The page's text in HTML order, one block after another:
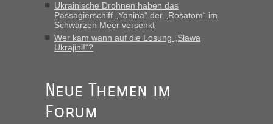
gebrauchter Kleidung beim Zoll
„Vielen Dank, mit einem Briefchen meiner Frau im Gepäck
gab es keine Probleme“
fast 11 Milliarden aufgedeckt
„Am besten wäre natürlich, wenn die Frau mit dabei ist.
Alleinreisende Männer stehen schließlich immer unter
Ukrainische Drohnen haben das
Passagierschiff „Yanina“ der „Rosatom“ im
Schwarzen Meer versenkt
Wer kam wann auf die Losung „Slawa
Ukrajini!“?
Neue Themen im
Forum